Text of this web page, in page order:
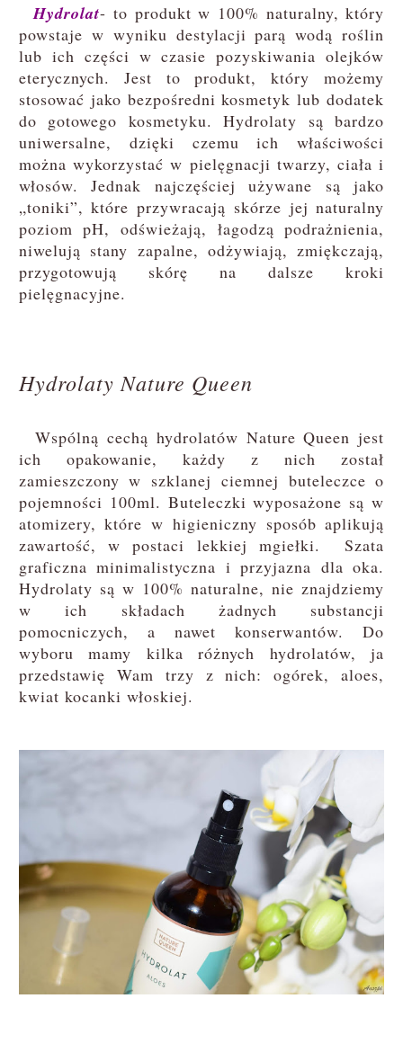
Hydrolat- to produkt w 100% naturalny, który
powstaje w wyniku destylacji parą wodą roślin
lub ich części w czasie pozyskiwania olejków
eterycznych. Jest to produkt, który możemy
stosować jako bezpośredni kosmetyk lub dodatek
do gotowego kosmetyku. Hydrolaty są bardzo
uniwersalne, dzięki czemu ich właściwości
można wykorzystać w pielęgnacji twarzy, ciała i
włosów. Jednak najczęściej używane są jako
„toniki”, które przywracają skórze jej naturalny
poziom pH, odświeżają, łagodzą podrażnienia,
niwelują stany zapalne, odżywiają, zmiękczają,
przygotowują skórę na dalsze kroki
pielęgnacyjne.
Hydrolaty Nature Queen
Wspólną cechą hydrolatów Nature Queen jest
ich opakowanie, każdy z nich został
zamieszczony w szklanej ciemnej buteleczce o
pojemności 100ml. Buteleczki wyposażone są w
atomizery, które w higieniczny sposób aplikują
zawartość, w postaci lekkiej mgiełki. Szata
graficzna minimalistyczna i przyjazna dla oka.
Hydrolaty są w 100% naturalne, nie znajdziemy
w ich składach żadnych substancji
pomocniczych, a nawet konserwantów. Do
wyboru mamy kilka różnych hydrolatów, ja
przedstawię Wam trzy z nich: ogórek, aloes,
kwiat kocanki włoskiej.